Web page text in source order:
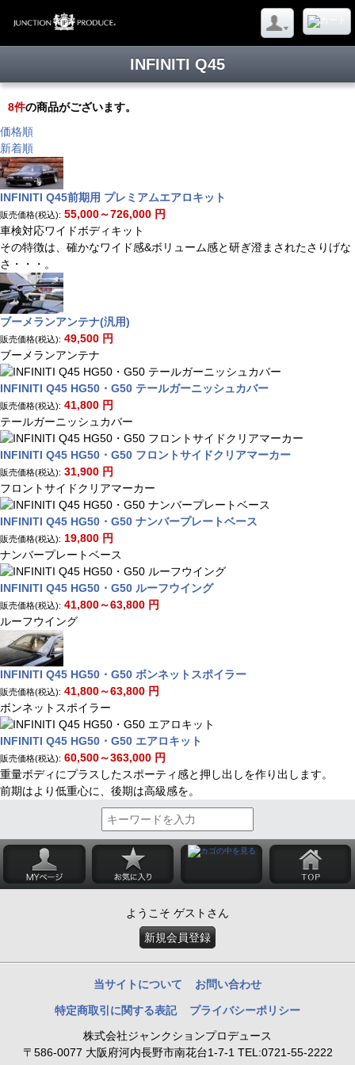
INFINITI Q45
8件の商品がございます。
価格順
新着順
INFINITI Q45前期用 プレミアムエアロキット
販売価格(税込): 55,000～726,000 円
車検対応ワイドボディキット
その特徴は、確かなワイド感&ボリューム感と研ぎ澄まされたさりげな
さ・・・。
ブーメランアンテナ(汎用)
販売価格(税込): 49,500 円
ブーメランアンテナ
INFINITI Q45 HG50・G50 テールガーニッシュカバー
販売価格(税込): 41,800 円
テールガーニッシュカバー
INFINITI Q45 HG50・G50 フロントサイドクリアマーカー
販売価格(税込): 31,900 円
フロントサイドクリアマーカー
INFINITI Q45 HG50・G50 ナンバープレートベース
販売価格(税込): 19,800 円
ナンバープレートベース
INFINITI Q45 HG50・G50 ルーフウイング
販売価格(税込): 41,800～63,800 円
ルーフウイング
INFINITI Q45 HG50・G50 ボンネットスポイラー
販売価格(税込): 41,800～63,800 円
ボンネットスポイラー
INFINITI Q45 HG50・G50 エアロキット
販売価格(税込): 60,500～363,000 円
重量ボディにプラスしたスポーティ感と押し出しを作り出します。
前期はより低重心に、後期は高級感を。
ようこそ ゲストさん
新規会員登録
当サイトについて お問い合わせ
特定商取引に関する表記
プライバシーポリシー
株式会社ジャンクションプロデュース
〒586-0077 大阪府河内長野市南花台1-7-1 TEL:0721-55-2222